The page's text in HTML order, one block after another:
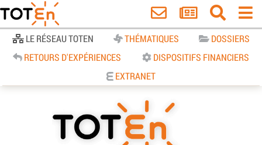
LE RÉSEAU TOTEN THÉMATIQUES
DOSSIERS
RETOURS D'EXPÉRIENCES
DISPOSITIFS FINANCIERS
EXTRANET